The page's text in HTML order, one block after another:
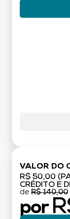
VALOR DO
R$ 50,00
CRÉDITO E
de R$ 140,00
por